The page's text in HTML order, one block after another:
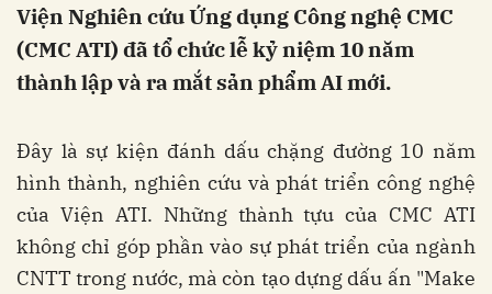
Viện Nghiên cứu Ứng dụng Công nghệ CMC
(CMC ATI) đã tổ chức lễ kỷ niệm 10 năm
thành lập và ra mắt sản phẩm AI mới.
Đây là sự kiện đánh dấu chặng đường 10 năm
hình thành, nghiên cứu và phát triển công nghệ
của Viện ATI. Những thành tựu của CMC ATI
không chỉ góp phần vào sự phát triển của ngành
CNTT trong nước, mà còn tạo dựng dấu ấn "Make
Hủy Gửi